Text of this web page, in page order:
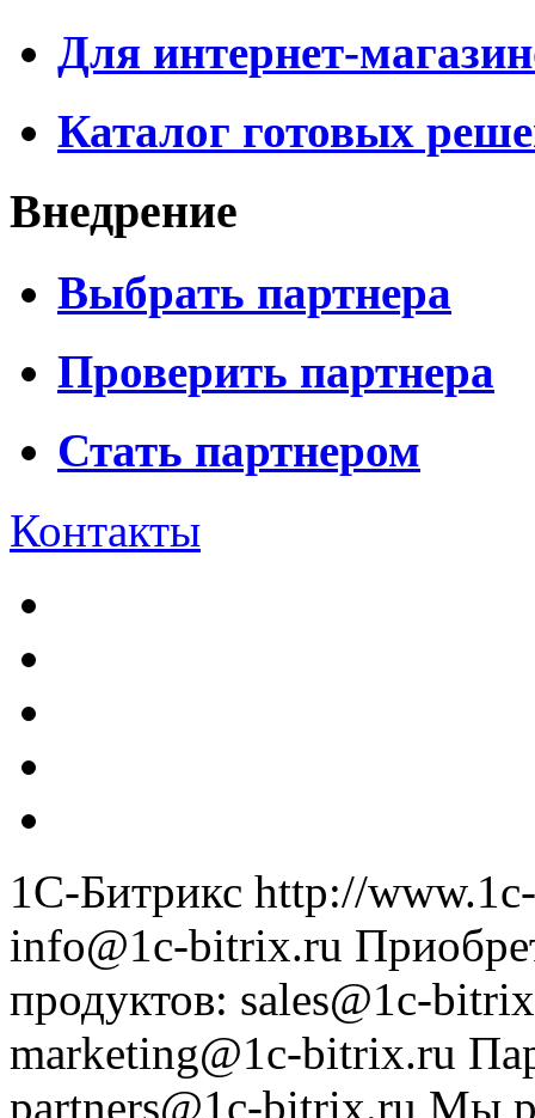
Для интернет-
Каталог готовых
Внедрение
Выбрать партнера
Проверить партнера
Стать партнером
Контакты
1С-Битрикс http://
info@1c-bitrix.ru
продуктов: sales@1c-
marketing@1c-bitrix.ru
partners@1c-bitrix.ru Мы